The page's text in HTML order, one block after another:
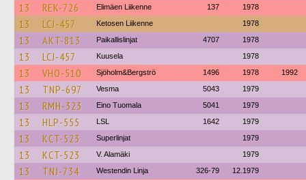
13 REK-726 Elimäen Liikenne 137 1978
13 LCJ-457 Ketosen Liikenne 1978
13 AKT-813 Paikallislinjat 4707 1978
13 LCJ-457 Kuusela 1978
13 VHO-510 Sjöholm&Bergströ 1496 1978 1992
13 TNP-697 Vesma 5043 1979
13 RMH-323 Eino Tuomala 5041 1979
13 HLP-555 LSL 1642 1979
13 KCT-523 Superlinjat 1979
13 KCT-523 V. Alamäki 1979
13 TNJ-734 Westendin Linja 326-79 12.1979